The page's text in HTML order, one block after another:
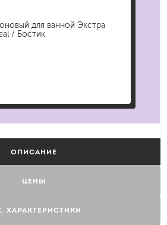
для ванной Экстра
/ Бостик
ОПИСАНИЕ
ЦЕНЫ
ХАРАКТЕРИСТИКИ